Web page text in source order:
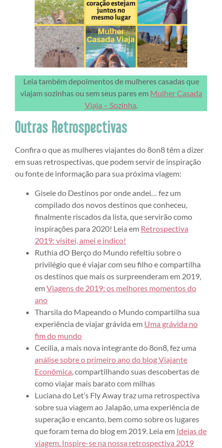
Leia também depoimentos de mulheres casadas que
viajam sozinhas ou sem seus pares em Mulher Casada
Viaja – Sozinha.
Outras Retrospectivas
Confira o que as mulheres viajantes do 8on8 têm a dizer
em suas retrospectivas, que podem servir de inspiração
ou fonte de informação para sua próxima viagem:
Gisele do Destinos por onde andei… fez um
compilado dos novos destinos que conheceu,
finalmente riscados da lista, que servirão como
inspirações para 2020! Leia em Retrospectiva
2019: visitei, amei e indico!
Ruthia dO Berço do Mundo refeltiu sobre o
privilégio que é viajar com seu filho e compartilha
os destinos que mais os surpreenderam em 2019,
emViagens de 2019: os melhores momentos do
ano
Tharsila do Mapeando o Mundo compartilha sua
experiência de viajar grávida em Uma grávida no
fim do mundo
Cecilia, a mais nova integrante do 8on8, fez uma
análise sobre o primeiro ano do blog Viajante
Econômica , compartilhando suas descobertas de
como viajar mais barato com milhas
Luciana do Let’s Fly Away traz uma retrospectiva
sobre sua viagem ao Jalapão, uma experiência de
superação e encanto, bem como sobre os lugares
que foram tema do blog em 2019. Leia em Ideias de
viagem. Inspire-se na nossa retrospectiva 2019